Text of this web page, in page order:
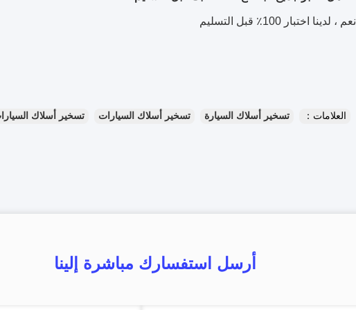
نعم ، لدينا اختبار 100٪ قبل التسليم
العلامات： تسخير أسلاك السيارة تسخير أسلاك السيارات تسخير أسلاك
أرسل استفسارك مباشرة إلينا